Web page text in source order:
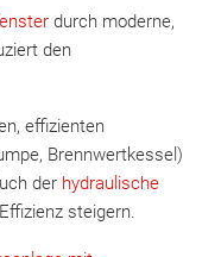
durch moderne,
den
effizienten
Brennwertkessel)
der hydraulische
steigern.